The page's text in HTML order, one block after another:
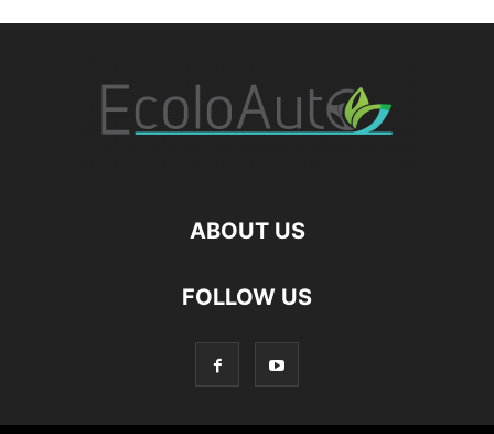
ABOUT US
FOLLOW US